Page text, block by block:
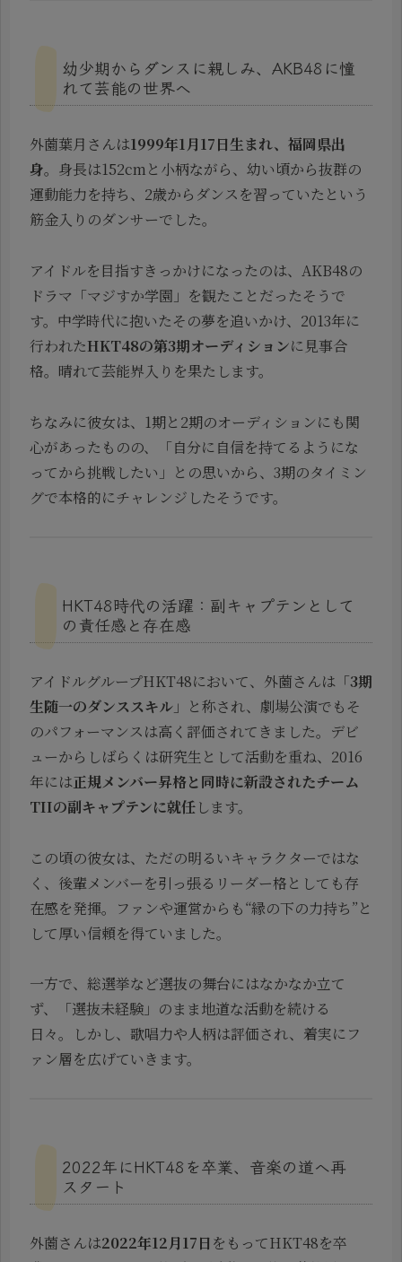
幼少期からダンスに親しみ、AKB48に憧
れて芸能の世界へ
外薗葉月さんは1999年1月17日生まれ、福岡県出
身。身長は152cmと小柄ながら、幼い頃から抜群の
運動能力を持ち、2歳からダンスを習っていたという
筋金入りのダンサーでした。
アイドルを目指すきっかけになったのは、AKB48の
ドラマ「マジすか学園」を観たことだったそうで
す。中学時代に抱いたその夢を追いかけ、2013年に
行われたHKT48の第3期オーディションに見事合
格。晴れて芸能界入りを果たします。
ちなみに彼女は、1期と2期のオーディションにも関
心があったものの、「自分に自信を持てるようにな
ってから挑戦したい」との思いから、3期のタイミン
グで本格的にチャレンジしたそうです。
HKT48時代の活躍：副キャプテンとして
の責任感と存在感
アイドルグループHKT48において、外薗さんは「3期
生随一のダンススキル 」と称され、劇場公演でもそ
のパフォーマンスは高く評価されてきました。デビ
ューからしばらくは研究生として活動を重ね、2016
年には正規メンバー昇格と同時に新設されたチーム
TIIの副キャプテンに就任します。
この頃の彼女は、ただの明るいキャラクターではな
く、後輩メンバーを引っ張るリーダー格としても存
在感を発揮。ファンや運営からも“縁の下の力持ち”と
して厚い信頼を得ていました。
一方で、総選挙など選抜の舞台にはなかなか立て
ず、「選抜未経験」のまま地道な活動を続ける
日々。しかし、歌唱力や人柄は評価され、着実にフ
ァン層を広げていきます。
2022年にHKT48を卒業、音楽の道へ再
スタート
外薗さんは2022年12月17日をもってHKT48を卒